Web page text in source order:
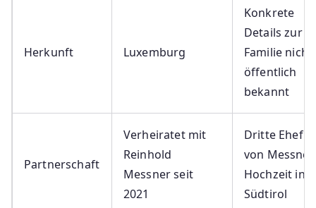
Herkunft Luxemburg
Konkrete
Details zur
Familie nicht
öffentlich
bekannt
Partnerschaft
Verheiratet mit
Reinhold
Messner seit
2021
Dritte
von Messner,
Hochzeit in
Südtirol